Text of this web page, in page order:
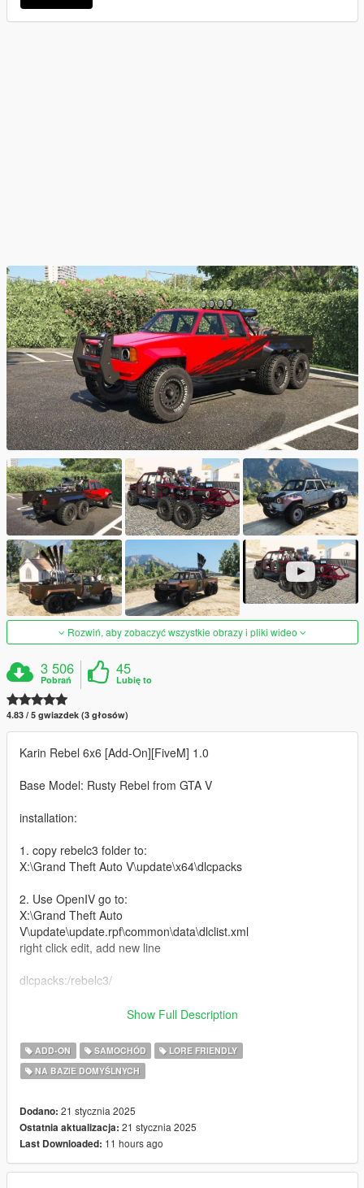
Rozwiń, aby zobaczyć wszystkie obrazy i pliki wideo
3 506
Pobrań
45
Lubię to
4.83 / 5 gwiazdek (3 głosów)
Karin Rebel 6x6 [Add-On][FiveM] 1.0
Base Model: Rusty Rebel from GTA V
installation:
1. copy rebelc3 folder to:
X:\Grand Theft Auto V\update\x64\dlcpacks
2. Use OpenIV go to:
X:\Grand Theft Auto
V\update\update.rpf\common\data\dlclist.xml
right click edit, add new line
dlcpacks:/rebelc3/
-Custom interior mod parts
-Custom Headlight Mod parts
-6 seater
-A lot of Custom Mod Parts
-Livery Template + Liveries
-Can Wheelie with nitro boost
-New Engine Sound (If you have the rebel coyote mod installed
Show Full Description
ADD-ON SAMOCHÓD
LORE FRIENDLY
NA BAZIE DOMYŚLNYCH
Dodano: 21 stycznia 2025
Ostatnia aktualizacja: 21 stycznia 2025
Last Downloaded: 11 hours ago